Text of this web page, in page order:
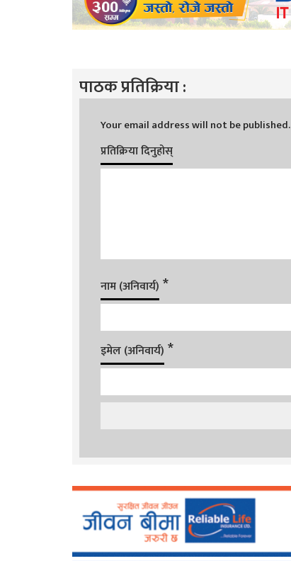
पाठक प्रतिक्रिया :
Your email address will not be published.
प्रतिक्रिया दिनुहोस्
नाम (अनिवार्य) *
इमेल (अनिवार्य) *